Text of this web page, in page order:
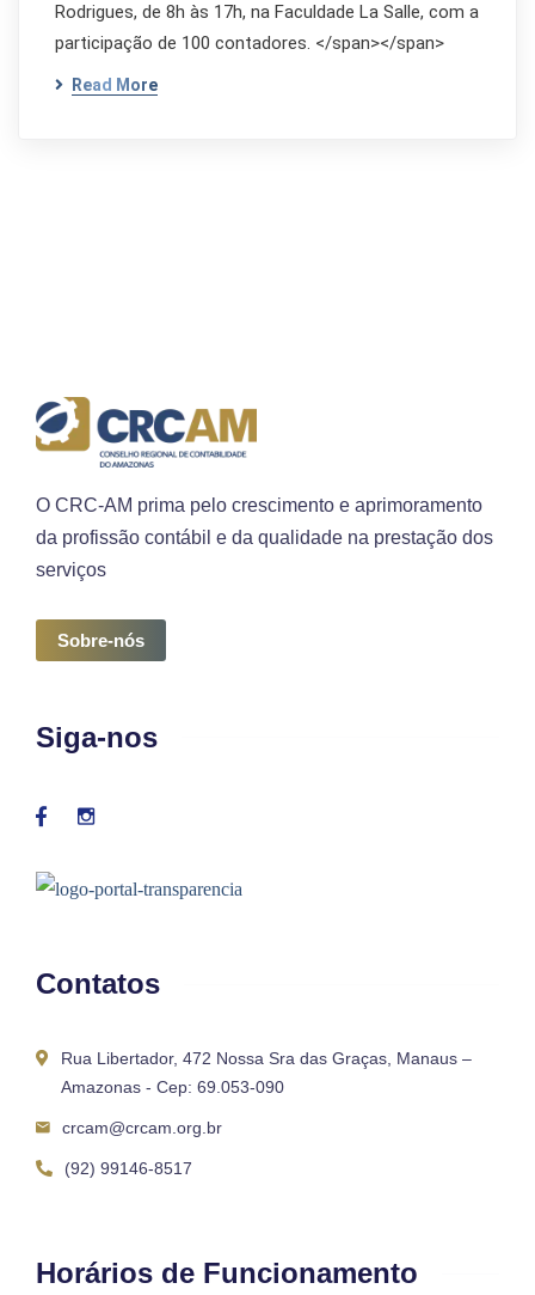
Rodrigues, de 8h às 17h, na Faculdade La Salle, com a
participação de 100 contadores. </span></span>
Read More
O CRC-AM prima pelo crescimento e aprimoramento
da profissão contábil e da qualidade na prestação dos
serviços
Sobre-nós
Siga-nos
Contatos
Rua Libertador, 472 Nossa Sra das Graças, Manaus –
Amazonas - Cep: 69.053-090
crcam@crcam.org.br
(92) 99146-8517
Horários de Funcionamento